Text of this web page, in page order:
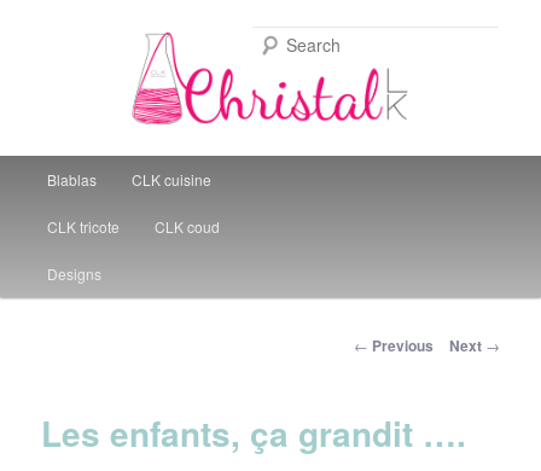
Christal Little Kitchen
Skip to primary content
Blablas CLK cuisine
CLK tricote CLK coud
Designs
Post navigation
← Previous Next →
Les enfants, ça grandit ….